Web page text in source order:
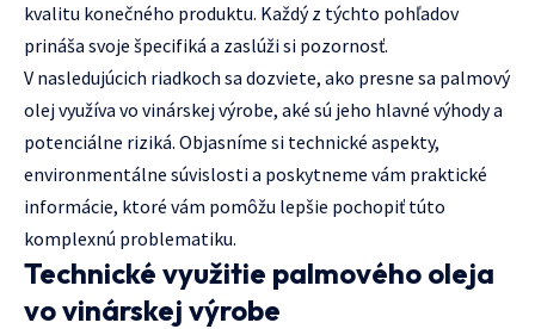
kvalitu konečného produktu. Každý z týchto pohľadov
prináša svoje špecifiká a zaslúži si pozornosť.
V nasledujúcich riadkoch sa dozviete, ako presne sa palmový
olej využíva vo vinárskej výrobe, aké sú jeho hlavné výhody a
potenciálne riziká. Objasníme si technické aspekty,
environmentálne súvislosti a poskytneme vám praktické
informácie, ktoré vám pomôžu lepšie pochopiť túto
komplexnú problematiku.
Technické využitie palmového oleja
vo vinárskej výrobe